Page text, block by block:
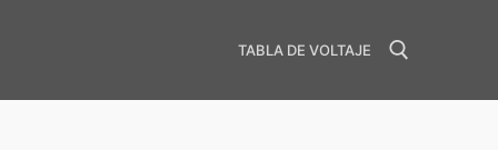
TABLA DE VOLTAJE